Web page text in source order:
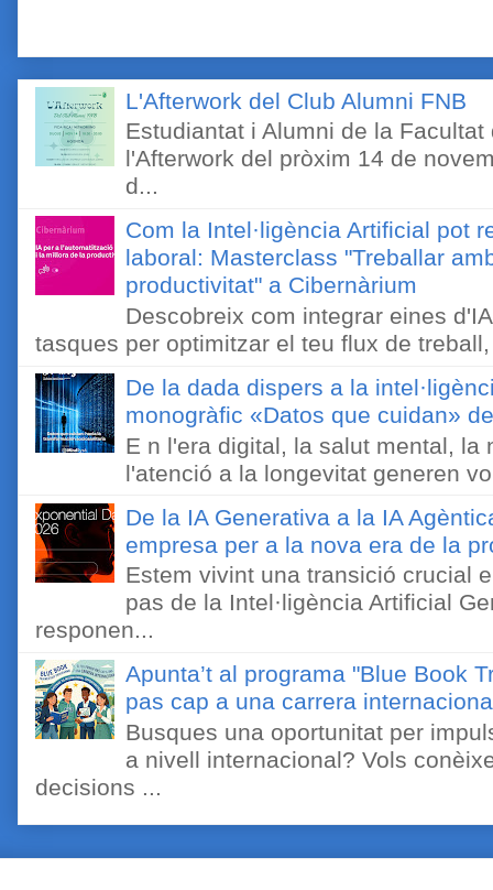
L'Afterwork del Club Alumni FNB
Estudiantat i Alumni de la
l'Afterwork del pròxim 14 de
d...
Com la Intel·ligència Artificial pot
laboral: Masterclass "Treballar
productivitat" a Cibernàrium
Descobreix com integrar eines
tasques per optimitzar el teu flux de
De la dada dispers a la
monogràfic «Datos que cuidan»
E n l'era digital, la salut mental, la
l'atenció a la longevitat generen
De la IA Generativa a la IA
empresa per a la nova era de la
Estem vivint una transició crucial
pas de la Intel·ligència Artificial
responen...
Apunta’t al programa "Blue Book
pas cap a una carrera
Busques una oportunitat per
a nivell internacional? Vols
decisions ...